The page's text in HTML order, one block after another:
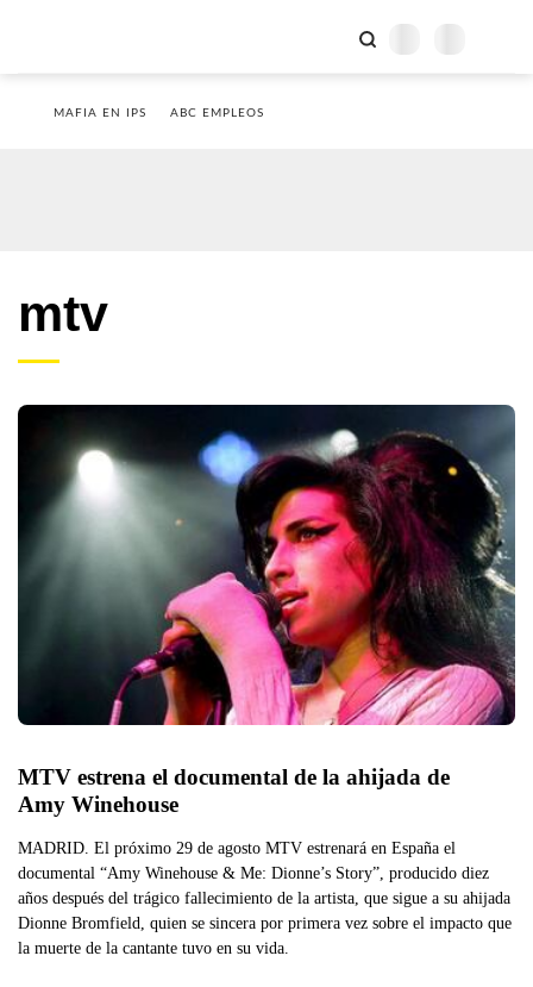
MAFIA EN IPS ABC EMPLEOS
mtv
MTV estrena el documental de la ahijada de
Amy Winehouse
MADRID. El próximo 29 de agosto MTV estrenará en España el
documental “Amy Winehouse & Me: Dionne’s Story”, producido diez
años después del trágico fallecimiento de la artista, que sigue a su ahijada
Dionne Bromfield, quien se sincera por primera vez sobre el impacto que
la muerte de la cantante tuvo en su vida.